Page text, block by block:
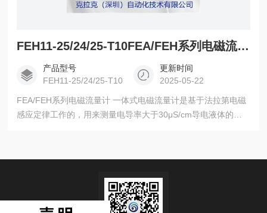
FEH11-25/24/25-T10FEA/FEH系列电磁流量计应用广泛CLAKE
产品型号
FEH11-25/24/25-T10
更新时间
2025-05-22
FEA/FEH系列电磁流量计 一体式电磁流量计是基于法拉第电磁
感应定律工作的，用来测量电导率大于30μS/cm导电液体的体
蚀液体和泥浆、矿浆、纸浆等均匀的液固两相悬浮液体的体积
品等工业部门及市政管理，水利建设、河流疏浚等领域的流量
计量。